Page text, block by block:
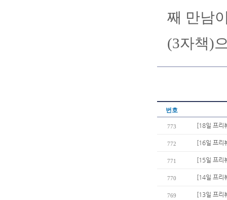
째 만남
(3자책)
번호
773 [18일 프리
772 [16일 프리
771 [15일 프리
770 [14일 프리
769 [13일 프리